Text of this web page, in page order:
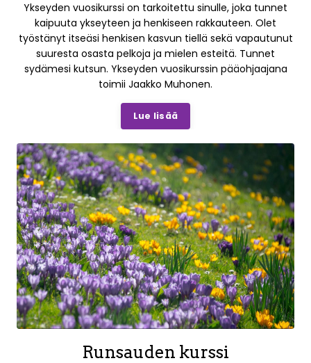
Ykseyden vuosikurssi on tarkoitettu sinulle, joka tunnet
kaipuuta ykseyteen ja henkiseen rakkauteen. Olet
työstänyt itseäsi henkisen kasvun tiellä sekä vapautunut
suuresta osasta pelkoja ja mielen esteitä. Tunnet
sydämesi kutsun. Ykseyden vuosikurssin pääohjaajana
toimii Jaakko Muhonen.
Lue lisää
Runsauden kurssi